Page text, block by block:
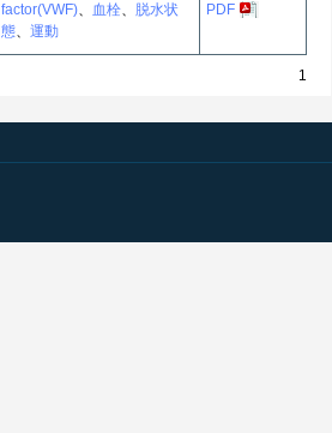
factor(VWF)、 血栓、
脱水状
態、 運動
PDF
1